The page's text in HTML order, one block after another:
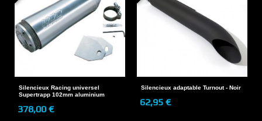
Silencieux Racing universel
Supertrapp 102mm aluminium
378,00 €
Silencieux adaptable Turnout - Noir
62,95 €